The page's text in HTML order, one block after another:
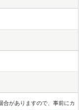
合がありますので、事前にカ